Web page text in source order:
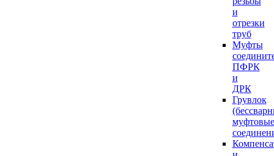
и
отрезки
труб
Муфты
ПФРК
и
ДРК
Грувлок
муфтовые